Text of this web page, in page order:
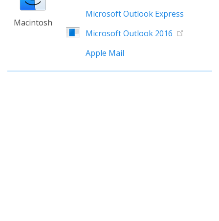
Macintosh
Microsoft Outlook Express
Microsoft Outlook 2016
Apple Mail